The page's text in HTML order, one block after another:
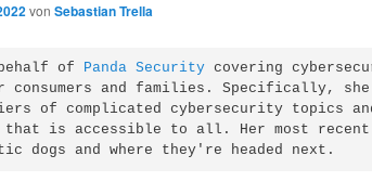
vonSebastian Trella
of Panda Security covering
consumers and families. Specifically,
of complicated cybersecurity topics
that is accessible to all. Her most
dogs and where they're headed next.